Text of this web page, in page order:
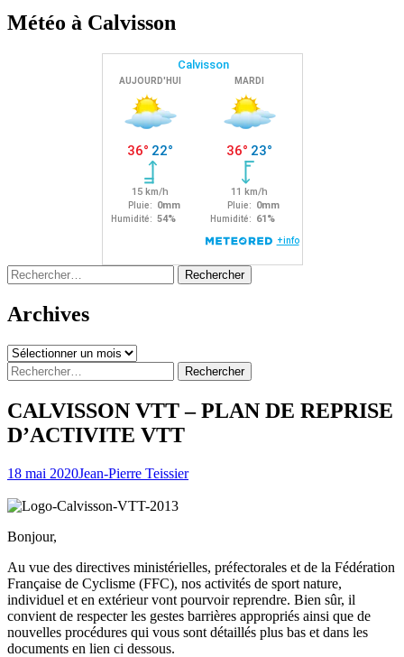
Météo à Calvisson
Rechercher :
Archives
Archives
Rechercher :
CALVISSON VTT – PLAN DE REPRISE
D’ACTIVITE VTT
18 mai 2020Jean-Pierre Teissier
Bonjour,
Au vue des directives ministérielles, préfectorales et de la Fédération
Française de Cyclisme (FFC), nos activités de sport nature,
individuel et en extérieur vont pourvoir reprendre. Bien sûr, il
convient de respecter les gestes barrières appropriés ainsi que de
nouvelles procédures qui vous sont détaillés plus bas et dans les
documents en lien ci dessous.